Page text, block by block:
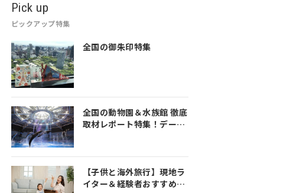
Pick up
ピックアップ特集
全国の御朱印特集
全国の動物園＆水族館 徹底
取材レポート特集！デート
【子供と海外旅行】現地ラ
イター＆経験者おすすめス